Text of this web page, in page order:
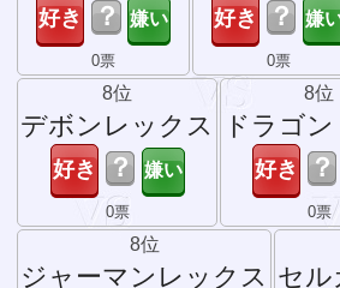
？
0票
？
0票
8位
デボンレックス
？
0票
8位
ドラゴ
？
0票
8位
ジャーマンレックス セル